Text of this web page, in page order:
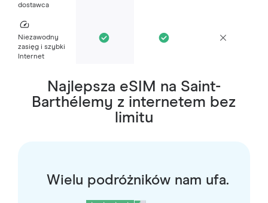
dostawca
Niezawodny
zasięg i szybki
Internet
Najlepsza eSIM na Saint-
Barthélemy z internetem bez
limitu
Wielu podróżników nam ufa.